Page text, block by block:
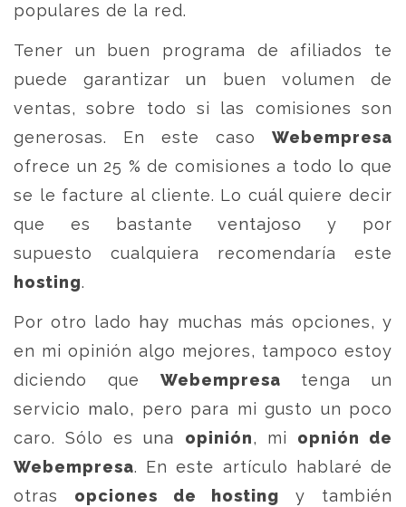
populares de la red.
Tener un buen programa de afiliados te
puede garantizar un buen volumen de
ventas, sobre todo si las comisiones son
generosas. En este caso Webempresa
ofrece un 25 % de comisiones a todo lo que
se le facture al cliente. Lo cuál quiere decir
que es bastante ventajoso y por
supuesto cualquiera recomendaría este
hosting.
Por otro lado hay muchas más opciones, y
en mi opinión algo mejores, tampoco estoy
diciendo que Webempresa tenga un
servicio malo, pero para mi gusto un poco
caro. Sólo es una opinión, mi opnión de
Webempresa. En este artículo hablaré de
otras opciones de hosting y también